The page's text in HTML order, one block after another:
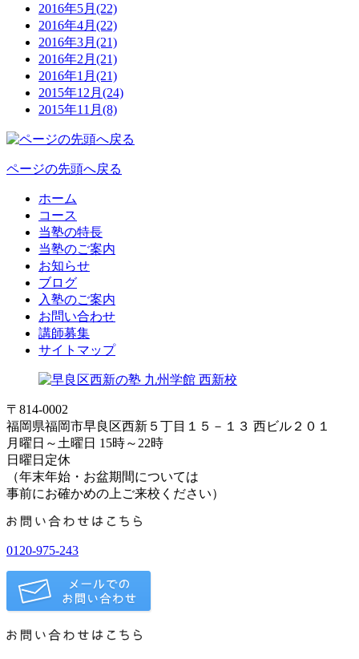
2016年5月(22)
2016年4月(22)
2016年3月(21)
2016年2月(21)
2016年1月(21)
2015年12月(24)
2015年11月(8)
ページの先頭へ戻る
ホーム
コース
当塾の特長
当塾のご案内
お知らせ
ブログ
入塾のご案内
お問い合わせ
講師募集
サイトマップ
〒814-0002
福岡県福岡市早良区西新５丁目１５－１３ 西ビル２０１
月曜日～土曜日 15時～22時
日曜日定休
（年末年始・お盆期間については
事前にお確かめの上ご来校ください）
0120-975-243